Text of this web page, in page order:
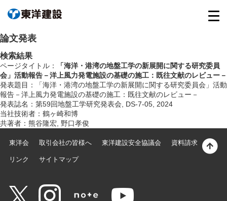
論文発表
検索結果
ページタイトル：
「海洋・港湾の地盤工学の新展開に関する研究委員
会」活動報告－洋上風力発電施設の基礎の施工：既往文献のレビュー－
発表題目：「海洋・港湾の地盤工学の新展開に関する研究委員会」活動
報告－洋上風力発電施設の基礎の施工：既往文献のレビュー－
発表誌名：第59回地盤工学研究発表会, DS-7-05, 2024
当社技術者：鶴ヶ崎和博
共著者：熊谷隆宏, 野口孝俊
東洋会 取引会社の皆様へ 東洋建設安全協議会 資料請求
リンク サイトマップ